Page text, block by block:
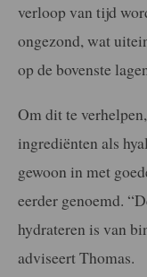
verloop van tijd
ongezond, wat
op de bovenste
Om dit te
ingrediënten als
gewoon in met
eerder genoemd.
hydrateren is van
adviseert Thomas.